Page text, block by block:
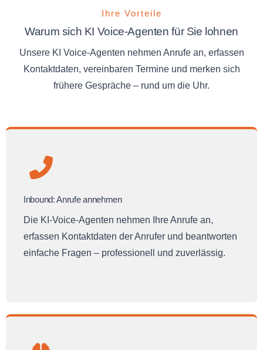
Ihre Vorteile
Warum sich KI Voice-Agenten für Sie lohnen
Unsere KI Voice-Agenten nehmen Anrufe an, erfassen
Kontaktdaten, vereinbaren Termine und merken sich
frühere Gespräche – rund um die Uhr.
Inbound: Anrufe annehmen
Die KI-Voice-Agenten nehmen Ihre Anrufe an,
erfassen Kontaktdaten der Anrufer und beantworten
einfache Fragen – professionell und zuverlässig.